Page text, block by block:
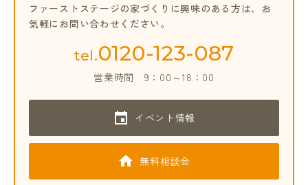
ファーストステージの家づくりに興味のある方は、 お
気軽にお問い合わせください。
tel.0120-123-087
営業時間 9：00～18：00
イベント情報
無料相談会